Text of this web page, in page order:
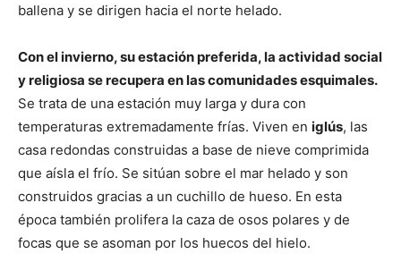
ballena y se dirigen hacia el norte helado.
Con el invierno, su estación preferida, la actividad social
y religiosa se recupera en las comunidades esquimales.
Se trata de una estación muy larga y dura con
temperaturas extremadamente frías. Viven en iglús, las
casa redondas construidas a base de nieve comprimida
que aísla el frío. Se sitúan sobre el mar helado y son
construidos gracias a un cuchillo de hueso. En esta
época también prolifera la caza de osos polares y de
focas que se asoman por los huecos del hielo.